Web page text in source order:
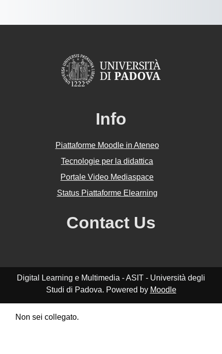
Info
Piattaforme Moodle in Ateneo
Tecnologie per la didattica
Portale Video Mediaspace
Status Piattaforme Elearning
Contact Us
Digital Learning e Multimedia - ASIT - Università degli
Studi di Padova. Powered by Moodle
Non sei collegato.